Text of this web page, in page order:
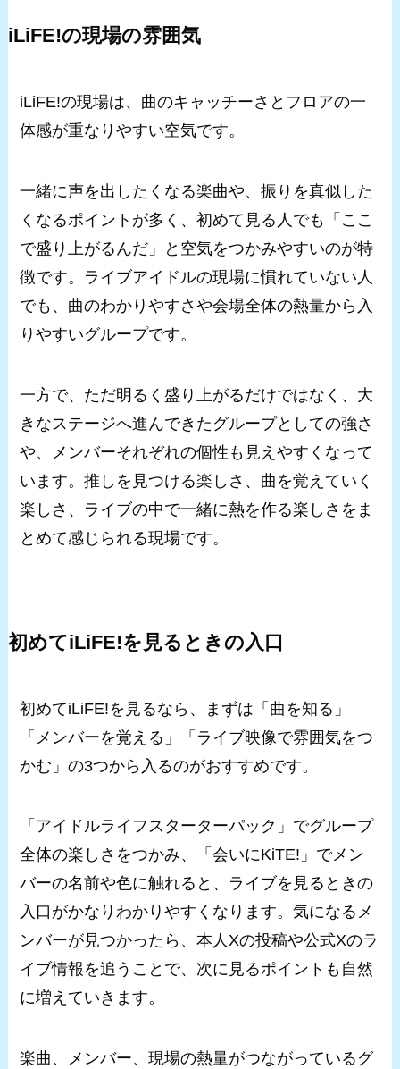
iLiFE!の現場の雰囲気
iLiFE!の現場は、曲のキャッチーさとフロアの一
体感が重なりやすい空気です。
一緒に声を出したくなる楽曲や、振りを真似した
くなるポイントが多く、初めて見る人でも「ここ
で盛り上がるんだ」と空気をつかみやすいのが特
徴です。ライブアイドルの現場に慣れていない人
でも、曲のわかりやすさや会場全体の熱量から入
りやすいグループです。
一方で、ただ明るく盛り上がるだけではなく、大
きなステージへ進んできたグループとしての強さ
や、メンバーそれぞれの個性も見えやすくなって
います。推しを見つける楽しさ、曲を覚えていく
楽しさ、ライブの中で一緒に熱を作る楽しさをま
とめて感じられる現場です。
初めてiLiFE!を見るときの入口
初めてiLiFE!を見るなら、まずは「曲を知る」
「メンバーを覚える」「ライブ映像で雰囲気をつ
かむ」の3つから入るのがおすすめです。
「アイドルライフスターターパック」でグループ
全体の楽しさをつかみ、「会いにKiTE!」でメン
バーの名前や色に触れると、ライブを見るときの
入口がかなりわかりやすくなります。気になるメ
ンバーが見つかったら、本人Xの投稿や公式Xのラ
イブ情報を追うことで、次に見るポイントも自然
に増えていきます。
楽曲、メンバー、現場の熱量がつながっているグ